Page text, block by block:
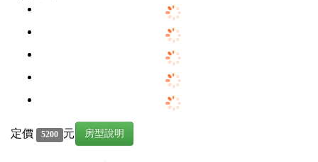
定價 5200 元 房型說明